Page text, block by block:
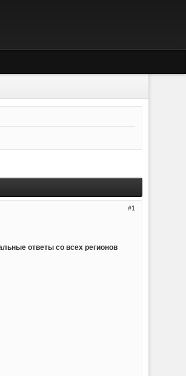
1
ответы со всех регионов